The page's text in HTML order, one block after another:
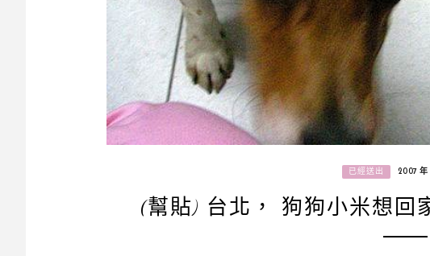
已經送出 2007 年
(幫貼) 台北， 狗狗小米想回